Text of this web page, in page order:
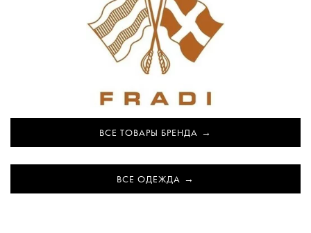
ВСЕ ТОВАРЫ БРЕНДА
ВСЕ ОДЕЖДА